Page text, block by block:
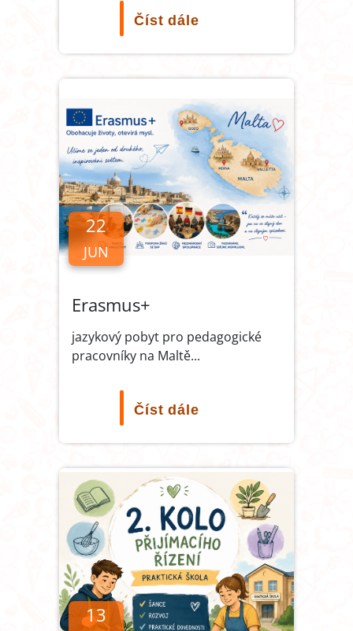
Číst dále
22
JUN
Erasmus+
jazykový pobyt pro pedagogické
pracovníky na Maltě...
Číst dále
13